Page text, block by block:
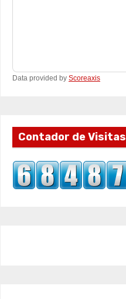
Data provided by Scoreaxis
Contador de Visitas